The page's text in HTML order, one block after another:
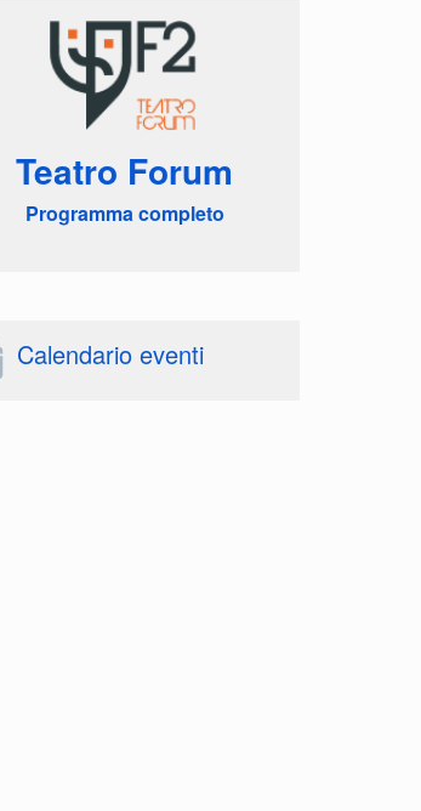
Teatro Forum
Programma completo
Calendario eventi